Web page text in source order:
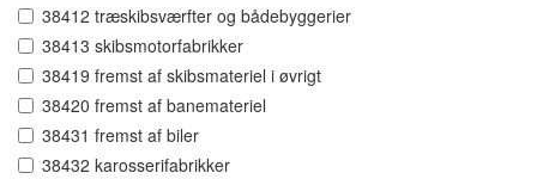
38412 træskibsværfter og bådebyggerier
38413 skibsmotorfabrikker
38419 fremst af skibsmateriel i øvrigt
38420 fremst af banemateriel
38431 fremst af biler
38432 karosserifabrikker